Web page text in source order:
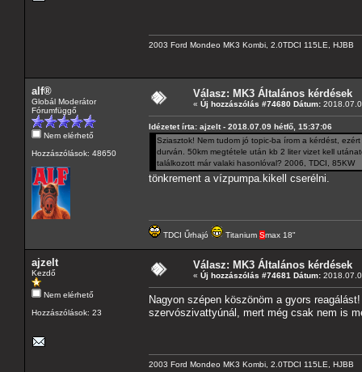
2003 Ford Mondeo MK3 Kombi, 2.0TDCI 115LE, HJBB
alf®
Globál Moderátor
Fórumfüggő
Nem elérhető
Hozzászólások: 48650
Válasz: MK3 Általános kérdések
« Új hozzászólás #74680 Dátum:
Idézetet írta: ajzelt - 2018.07.09 hétfő, 15:37:06
Sziasztok! Nem tudom jó topic-ba írom a kérdést,
durván. 50km megtétele után kb 2 liter vizet kell
találkozott már valaki hasonlóval? 2006, TDCI, 85KW
tönkrement a vízpumpa.kikell cserélni.
TDCI Űrhajó Titanium Smax 18"
ajzelt
Kezdő
Nem elérhető
Hozzászólások: 23
Válasz: MK3 Általános kérdések
« Új hozzászólás #74681 Dátum:
Nagyon szépen köszönöm a gyors
szervószivattyúnál, mert még csak nem is
2003 Ford Mondeo MK3 Kombi, 2.0TDCI 115LE, HJBB